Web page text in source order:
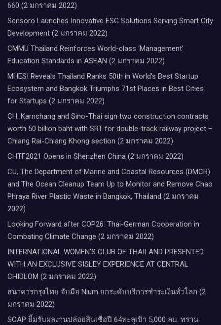
660 (2 มกราคม 2022)
Sensoro Launches Innovative ESG Solutions Serving Smart City
Development (2 มกราคม 2022)
CMMU Thailand Reinforces World-class ‘Management’
Education Standards in ASEAN (2 มกราคม 2022)
MHESI Reveals Thailand Ranks 50th in World’s Best Startup
Ecosystem and Bangkok Triumphs 71st Places in Best Cities
for Startups (2 มกราคม 2022)
CH. Karnchang and Sino-Thai sign two construction contracts
worth 50 billion baht with SRT for double-track railway project –
Chiang Rai-Chiang Khong section (2 มกราคม 2022)
CHTF2021 Opens in Shenzhen China (2 มกราคม 2022)
CU, The Department of Marine and Coastal Resources (DMCR)
and The Ocean Cleanup Team Up to Monitor and Remove Chao
Phraya River Plastic Waste in Bangkok, Thailand (2 มกราคม
2022)
Looking Forward after COP26: Thai-German Cooperation in
Combating Climate Change (2 มกราคม 2022)
INTERNATIONAL WOMEN’S CLUB OF THAILAND PRESENTED
WITH AN EXCLUSIVE SISLEY EXPERIENCE AT CENTRAL
CHIDLOM (2 มกราคม 2022)
ธนาคารกรุงไทย จับมือ Nium ยกระดับบริการชำระเงินทั่วโลก (2
มกราคม 2022)
SCAP ยิ้มรับผลงานปล่อยสินเชื่อปี 64ทะลุเป้า 5,000 ลบ. ทราน